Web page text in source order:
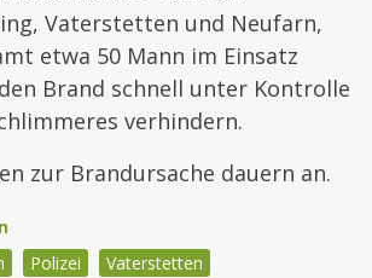
Vaterstetten und Neufarn,
etwa 50 Mann im Einsatz
Brand schnell unter Kontrolle
verhindern.
zur Brandursache dauern an.
Polizei
Vaterstetten